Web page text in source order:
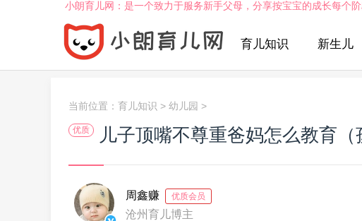
小朗育儿网：是一个致力于服务新手父母，分享按宝宝的成长每个
育儿知识 新生儿
当前位置： 育儿知识 > 幼儿园 >
优质 儿子顶嘴不尊重爸妈怎么教育（
周鑫赚 优质会员
沧州育儿博主